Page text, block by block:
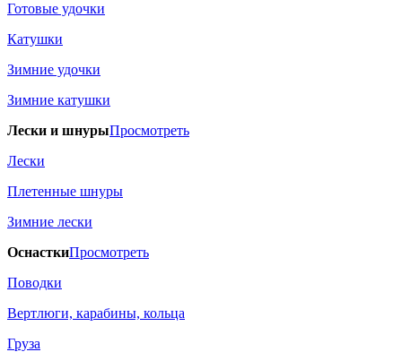
Готовые удочки
Катушки
Зимние удочки
Зимние катушки
Лески и шнурыПросмотреть
Лески
Плетенные шнуры
Зимние лески
ОснасткиПросмотреть
Поводки
Вертлюги, карабины, кольца
Груза